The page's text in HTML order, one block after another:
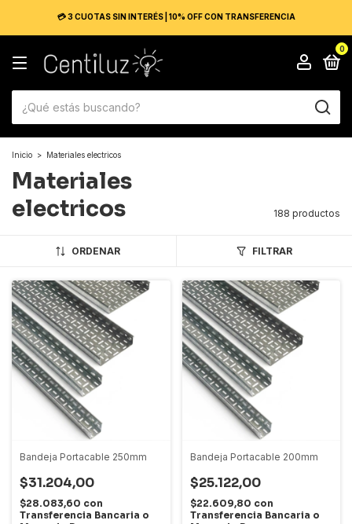
💳 3 CUOTAS SIN INTERÉS | 10% OFF CON TRANSFERENCIA
0
Inicio > Materiales electricos
Materiales
electricos
188 productos
ORDENAR FILTRAR
Bandeja Portacable 250mm
$31.204,00
$28.083,60 con
Transferencia Bancaria o
Bandeja Portacable 200mm
$25.122,00
$22.609,80 con
Transferencia Bancaria o